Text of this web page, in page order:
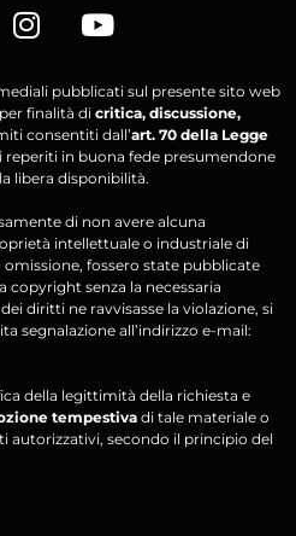
pubblicati sul presente sito web
finalità di critica, discussione,
consentiti dall’art. 70 della Legge
reperiti in buona fede presumendone
libera disponibilità.
di non avere alcuna
intellettuale o industriale di
fossero state pubblicate
senza la necessaria
diritti ne ravvisasse la violazione, si
segnalazione all’indirizzo e-mail:
della legittimità della richiesta e
tempestiva di tale materiale o
autorizzativi, secondo il principio del